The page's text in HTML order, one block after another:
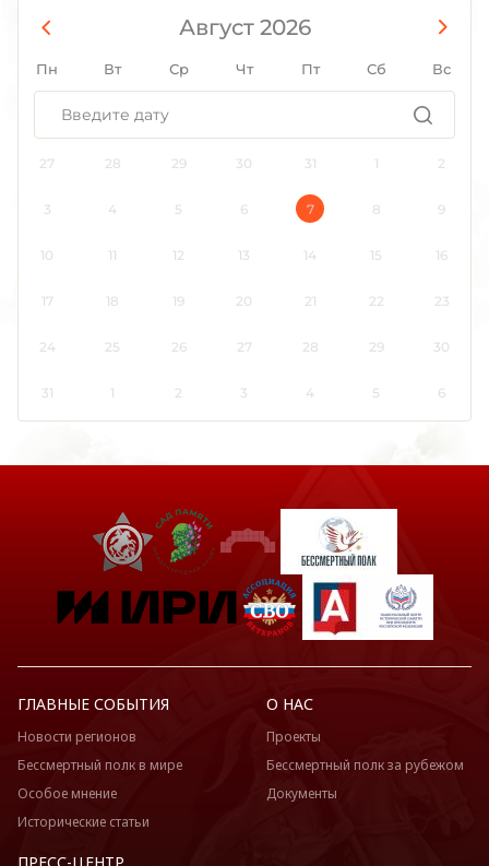
Август 2026
Пн Вт Ср Чт Пт Сб Вс
27 28 29 30 31 1 2
3 4 5 6 7 8 9
10 11 12 13 14 15 16
17 18 19 20 21 22 23
24 25 26 27 28 29 30
31 1 2 3 4 5 6
ГЛАВНЫЕ СОБЫТИЯ
Новости регионов
Бессмертный полк в мире
Особое мнение
Исторические статьи
О НАС
Проекты
Бессмертный полк за рубежом
Документы